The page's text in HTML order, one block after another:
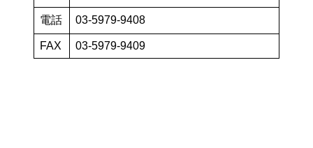
電話 03-5979-9408
FAX 03-5979-9409